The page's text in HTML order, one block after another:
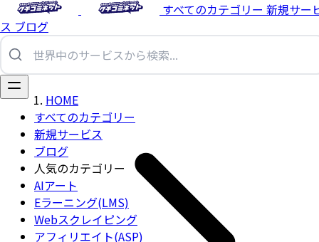
すべてのカテゴリー 新規サー
ス ブログ
すべてのカテゴリー
新規サービス
ブログ
人気のカテゴリー
AIアート
Eラーニング(LMS)
Webスクレイピング
アフィリエイト(ASP)
HOME